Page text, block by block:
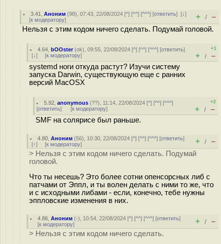
3.41 ,Аноним (98), 07:43, 22/08/2024 [^] [^^] [^^^] [ответить][↓]
[к модератору] + / –
Нельзя с этим кодом ничего сделать. Подумай головой.
4.64 ,bOOster(ok), 09:55, 22/08/2024 [^] [^^] [^^^] [ответить]
[↓] [к модератору]
+1
+ / –
systemd ноги откуда растут? Изучи систему
запуска Darwin, существующую еще с ранних
версий MacOSX
5.92 ,anonymous (??), 11:14, 22/08/2024 [^] [^^] [^^^]
[ответить] [к модератору]
+2
+ / –
SMF на солярисе был раньше.
4.80 ,Аноним (56), 10:30, 22/08/2024 [^] [^^] [^^^] [ответить]
[↑] [к модератору] + / –
> Нельзя с этим кодом ничего сделать. Подумай
головой.
Что ты несешь? Это более сотни опенсорсных либ с
патчами от Эппл, и ты волен делать с ними то же, что
и с исходными либами - если, конечно, тебе нужны
эппловские изменения в них.
4.86 ,Аноним (-), 10:54, 22/08/2024 [^] [^^] [^^^] [ответить]
[к модератору] + / –
> Нельзя с этим кодом ничего сделать.